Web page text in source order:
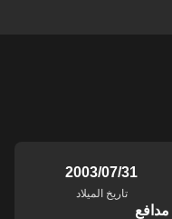
31‏/07‏/2003
تاريخ الميلاد
مدافع